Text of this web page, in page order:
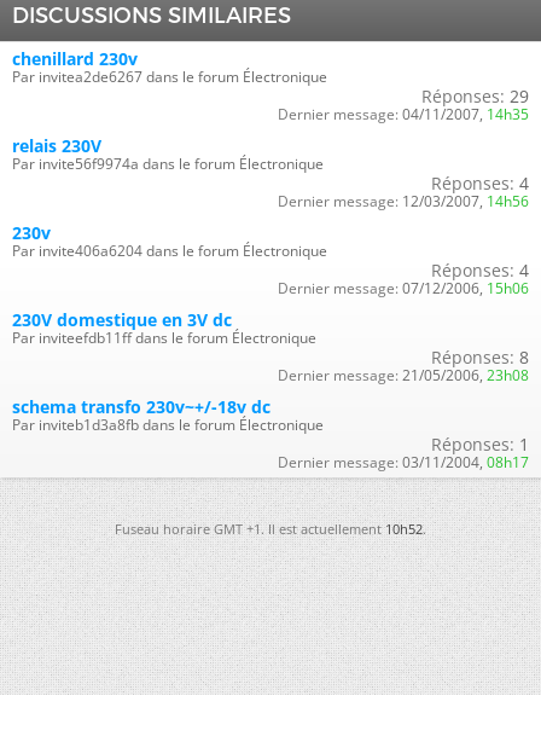
DISCUSSIONS SIMILAIRES
chenillard 230v
Par invitea2de6267 dans le forum Électronique
Réponses: 29
Dernier message: 04/11/2007, 14h35
relais 230V
Par invite56f9974a dans le forum Électronique
Réponses: 4
Dernier message: 12/03/2007, 14h56
230v
Par invite406a6204 dans le forum Électronique
Réponses: 4
Dernier message: 07/12/2006, 15h06
230V domestique en 3V dc
Par inviteefdb11ff dans le forum Électronique
Réponses: 8
Dernier message: 21/05/2006, 23h08
schema transfo 230v~+/-18v dc
Par inviteb1d3a8fb dans le forum Électronique
Réponses: 1
Dernier message: 03/11/2004, 08h17
Fuseau horaire GMT +1. Il est actuellement10h52.